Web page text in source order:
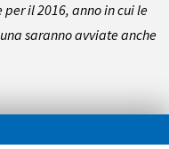
il 2016, anno in cui le
saranno avviate anche